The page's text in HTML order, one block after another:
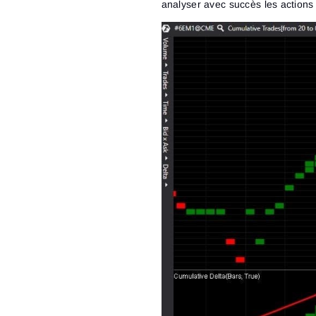
analyser avec succès les